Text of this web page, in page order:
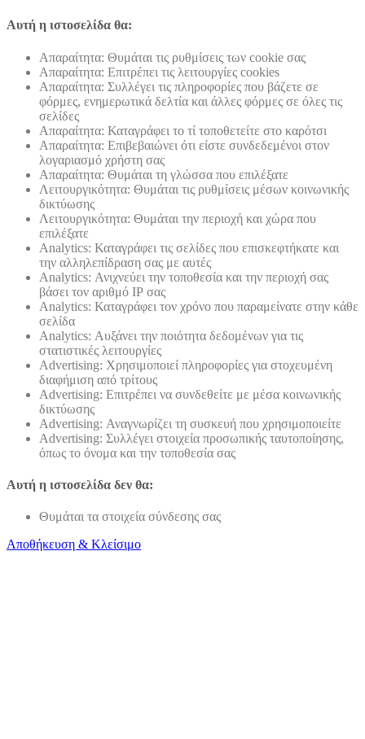
Αυτή η ιστοσελίδα θα:
Απαραίτητα: Θυμάται τις ρυθμίσεις των cookie σας
Απαραίτητα: Επιτρέπει τις λειτουργίες cookies
Απαραίτητα: Συλλέγει τις πληροφορίες που βάζετε σε
φόρμες, ενημερωτικά δελτία και άλλες φόρμες σε όλες τις
σελίδες
Απαραίτητα: Καταγράφει το τί τοποθετείτε στο καρότσι
Απαραίτητα: Επιβεβαιώνει ότι είστε συνδεδεμένοι στον
λογαριασμό χρήστη σας
Απαραίτητα: Θυμάται τη γλώσσα που επιλέξατε
Λειτουργικότητα: Θυμάται τις ρυθμίσεις μέσων κοινωνικής
δικτύωσης
Λειτουργικότητα: Θυμάται την περιοχή και χώρα που
επιλέξατε
Analytics: Καταγράφει τις σελίδες που επισκεφτήκατε και
την αλληλεπίδραση σας με αυτές
Analytics: Ανιχνεύει την τοποθεσία και την περιοχή σας
βάσει τον αριθμό ΙΡ σας
Analytics: Καταγράφει τον χρόνο που παραμείνατε στην κάθε
σελίδα
Analytics: Αυξάνει την ποιότητα δεδομένων για τις
στατιστικές λειτουργίες
Advertising: Χρησιμοποιεί πληροφορίες για στοχευμένη
διαφήμιση από τρίτους
Advertising: Επιτρέπει να συνδεθείτε με μέσα κοινωνικής
δικτύωσης
Advertising: Αναγνωρίζει τη συσκευή που χρησιμοποιείτε
Advertising: Συλλέγει στοιχεία προσωπικής ταυτοποίησης,
όπως το όνομα και την τοποθεσία σας
Αυτή η ιστοσελίδα δεν θα:
Θυμάται τα στοιχεία σύνδεσης σας
Αποθήκευση & Κλείσιμο